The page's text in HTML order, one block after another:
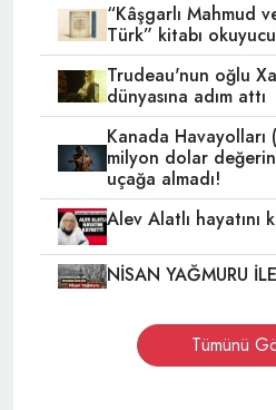
“Kâşgarlı Mahmud
Türk” kitabı
Trudeau'nun oğlu
dünyasına adım attı
Kanada
milyon dolar
uçağa almadı!
Alev Alatlı hayatını
NİSAN YAĞMURU
Tümünü